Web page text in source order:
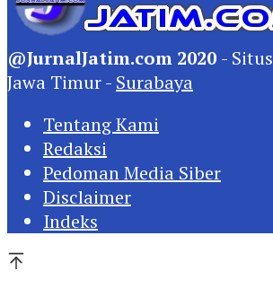
@JurnalJatim.com 2020 - Situs
Jawa Timur - Surabaya
Tentang Kami
Redaksi
Pedoman Media Siber
Disclaimer
Indeks